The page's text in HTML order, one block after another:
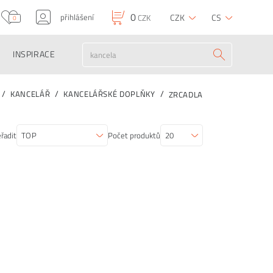
0 přihlášení 0CZK CZK CS
INSPIRACE
KANCELÁŘ KANCELÁŘSKÉ DOPLŇKY ZRCADLA
Počet produktů